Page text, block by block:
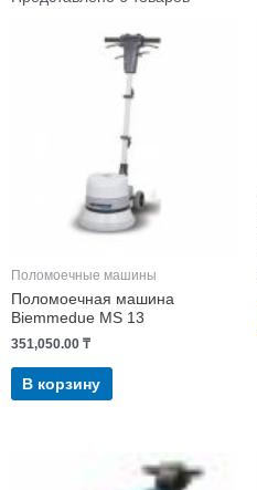
Поломоечные машины
Поломоечная машина
Biemmedue MS 13
351,050.00 ₸
В корзину